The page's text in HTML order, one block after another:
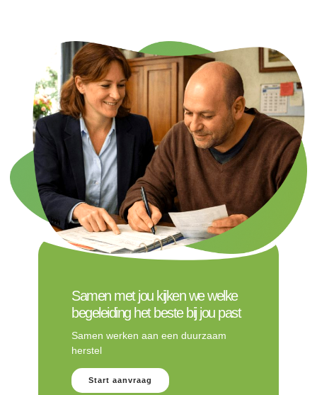
Samen met jou kijken we welke
begeleiding het beste bij jou past
Samen werken aan een duurzaam
herstel
Start aanvraag